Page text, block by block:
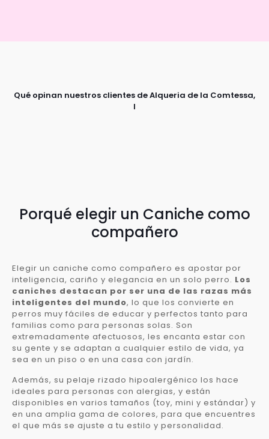
Qué opinan nuestros clientes de Alqueria de la Comtessa,
l
Porqué elegir un Caniche como
compañero
Elegir un caniche como compañero es apostar por
inteligencia, cariño y elegancia en un solo perro. Los
caniches destacan por ser una de las razas más
inteligentes del mundo, lo que los convierte en
perros muy fáciles de educar y perfectos tanto para
familias como para personas solas. Son
extremadamente afectuosos, les encanta estar con
su gente y se adaptan a cualquier estilo de vida, ya
sea en un piso o en una casa con jardín.
Además, su pelaje rizado hipoalergénico los hace
ideales para personas con alergias, y están
disponibles en varios tamaños (toy, mini y estándar) y
en una amplia gama de colores, para que encuentres
el que más se ajuste a tu estilo y personalidad.